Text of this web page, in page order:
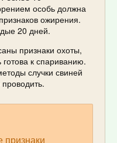
особь должна
ожирения.
20 дней.
признаки охоты,
готова к спариванию.
случки свиней
признаки